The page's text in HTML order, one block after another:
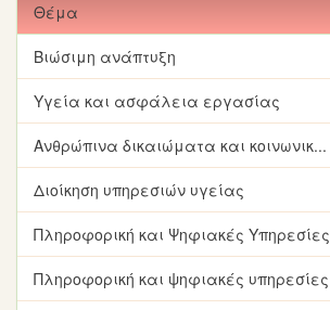
Θέμα
Βιώσιμη ανάπτυξη
Υγεία και ασφάλεια εργασίας
Ανθρώπινα δικαιώματα και κοινωνικ...
Διοίκηση υπηρεσιών υγείας
Πληροφορική και Ψηφιακές Υπηρεσίες
Πληροφορική και ψηφιακές υπηρεσίες